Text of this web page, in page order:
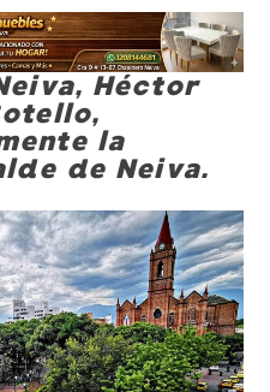
Héctor
,
la
de Neiva.